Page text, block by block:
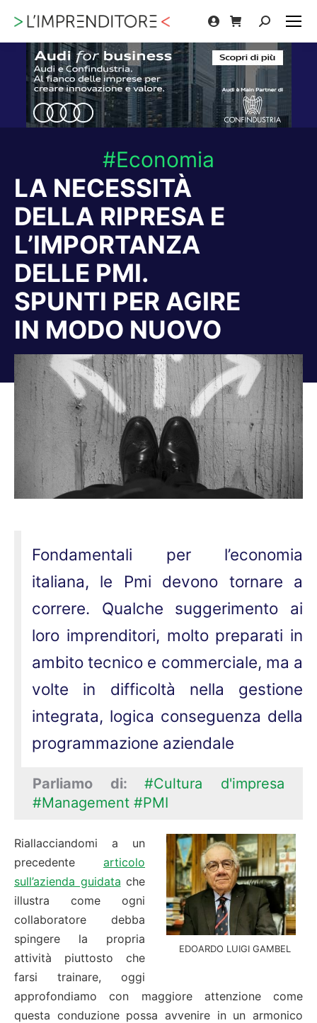
Cerca:
#Economia
LA NECESSITÀ
DELLA RIPRESA E
L’IMPORTANZA
DELLE PMI.
SPUNTI PER AGIRE
IN MODO NUOVO
Tu sei qui:
Fondamentali per l’economia
italiana, le Pmi devono tornare a
correre. Qualche suggerimento ai
loro imprenditori, molto preparati in
ambito tecnico e commerciale, ma a
volte in difficoltà nella gestione
integrata, logica conseguenza della
programmazione aziendale
Parliamo di:#Cultura d'impresa
#Management #PMI
EDOARDO LUIGI GAMBEL
Riallacciandomi a un
precedente articolo
sull’azienda guidata che
illustra come ogni
collaboratore debba
spingere la propria
attività piuttosto che
farsi trainare, oggi
approfondiamo con maggiore attenzione come
questa conduzione possa avvenire in un armonico